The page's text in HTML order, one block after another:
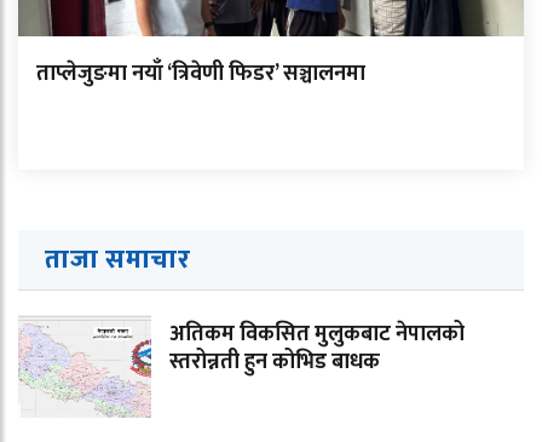
ताप्लेजुङमा नयाँ ‘त्रिवेणी फिडर’ सञ्चालनमा
ताजा समाचार
अतिकम विकसित मुलुकबाट नेपालको
स्तरोन्नती हुन कोभिड बाधक